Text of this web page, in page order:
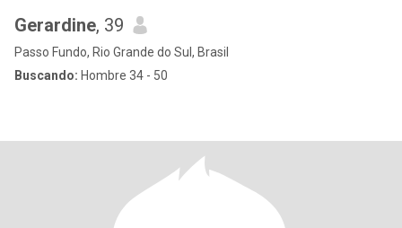
Gerardine, 39
Passo Fundo, Rio Grande do Sul, Brasil
Buscando: Hombre 34 - 50